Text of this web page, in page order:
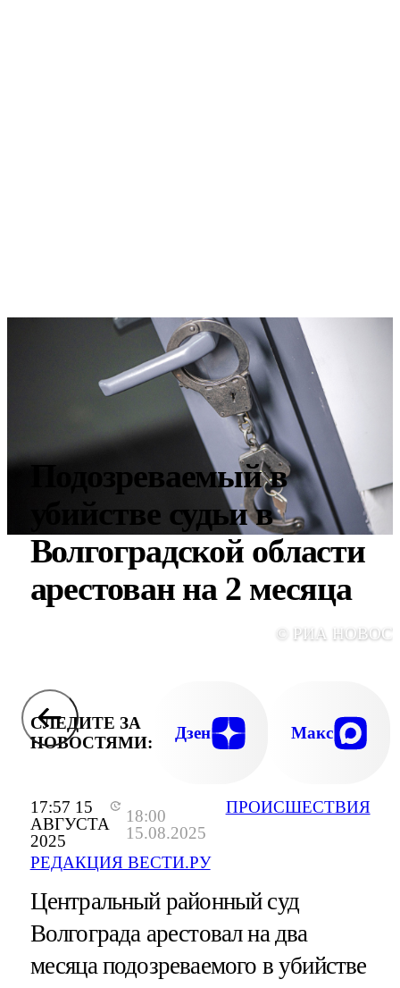
17:57 15
АВГУСТА
2025
18:00
15.08.2025
РЕДАКЦИЯ ВЕСТИ.РУ
ПРОИСШЕСТВИЯ
Подозреваемый в
убийстве судьи в
Волгоградской области
арестован на 2 месяца
© РИА
СЛЕДИТЕ ЗА
НОВОСТЯМИ:
Дзен Макс
Центральный районный суд
Волгограда арестовал на два
месяца подозреваемого в убийстве